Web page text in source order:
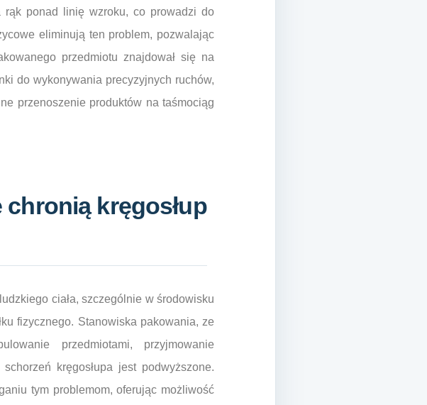
ponad linię wzroku, co prowadzi do
eliminują ten problem, pozwalając
przedmiotu znajdował się na
do wykonywania precyzyjnych ruchów,
przenoszenie produktów na taśmociąg
kręgosłup
ciała, szczególnie w środowisku
fizycznego. Stanowiska pakowania, ze
przedmiotami, przyjmowanie
kręgosłupa jest podwyższone.
tym problemom, oferując możliwość